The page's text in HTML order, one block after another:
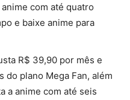
com até quatro
e baixe anime para
R$ 39,90 por mês e
plano Mega Fan, além
a anime com até seis